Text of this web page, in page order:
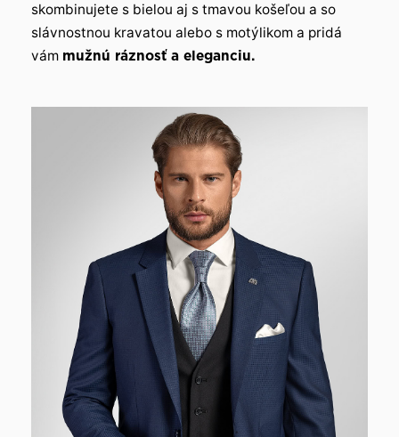
skombinujete s bielou aj s tmavou košeľou a so
slávnostnou kravatou alebo s motýlikom a pridá
vám mužnú ráznosť a eleganciu.